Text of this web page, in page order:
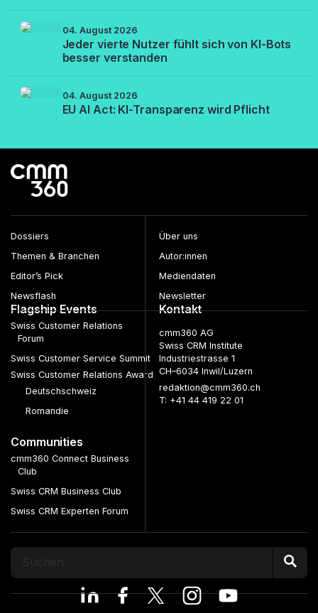
04. August 2026
Jeder vierte Nutzer fühlt sich von KI-Bots
besser verstanden
04. August 2026
EU AI Act: KI-Transparenz wird Pflicht
Dossiers
Themen & Branchen
Editor’s Pick
Newsflash
Über uns
Autor:innen
Mediendaten
Newsletter
Flagship Events
Swiss Customer Relations
Forum
Swiss Customer Service Summit
Swiss Customer Relations Award
Deutschschweiz
Romandie
Communities
cmm360 Connect Business
Club
Swiss CRM Business Club
Swiss CRM Experten Forum
Kontakt
cmm360 AG
Swiss CRM Institute
Industriestrasse 1
CH–6034 Inwil/Luzern
redaktion@cmm360.ch
T: +41 44 419 22 01